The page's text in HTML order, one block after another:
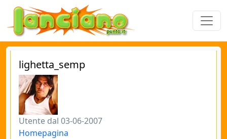
lighetta_semp
Utente dal 03-06-2007
Homepagina